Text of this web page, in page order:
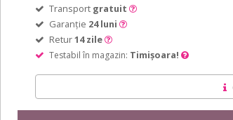
Transport gratuit
Garanție 24 luni
Retur14 zile
Testabil în magazin: Timișoara!